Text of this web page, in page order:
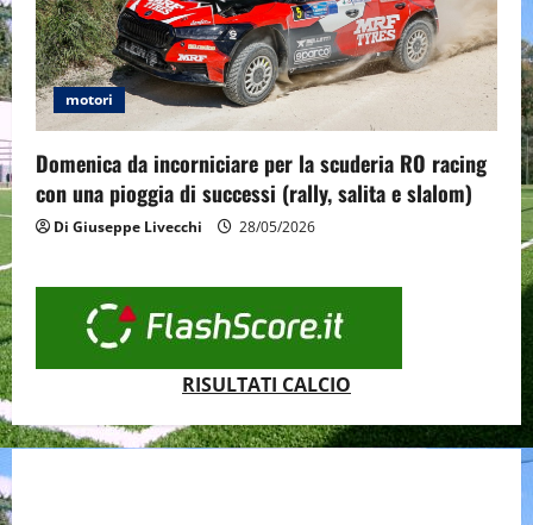
motori
Domenica da incorniciare per la scuderia RO racing
con una pioggia di successi (rally, salita e slalom)
Di Giuseppe Livecchi 28/05/2026
RISULTATI CALCIO